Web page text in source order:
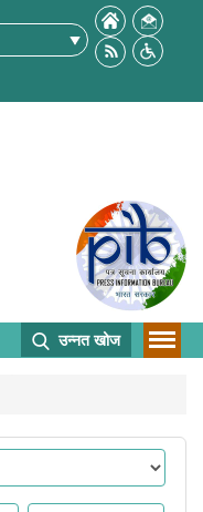
उन्नत खोज